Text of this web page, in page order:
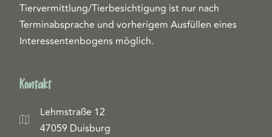
Tiervermittlung/Tierbesichtigung ist nur nach
Terminabsprache und vorherigem Ausfüllen eines
Interessentenbogens möglich.
Kontakt
Lehmstraße 12
47059 Duisburg